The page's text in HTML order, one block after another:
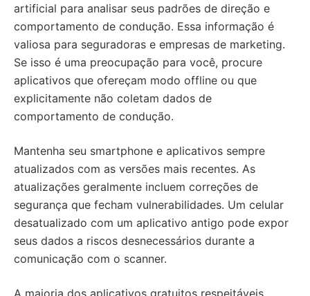
artificial para analisar seus padrões de direção e
comportamento de condução. Essa informação é
valiosa para seguradoras e empresas de marketing.
Se isso é uma preocupação para você, procure
aplicativos que ofereçam modo offline ou que
explicitamente não coletam dados de
comportamento de condução.
Mantenha seu smartphone e aplicativos sempre
atualizados com as versões mais recentes. As
atualizações geralmente incluem correções de
segurança que fecham vulnerabilidades. Um celular
desatualizado com um aplicativo antigo pode expor
seus dados a riscos desnecessários durante a
comunicação com o scanner.
A maioria dos aplicativos gratuitos respeitáveis